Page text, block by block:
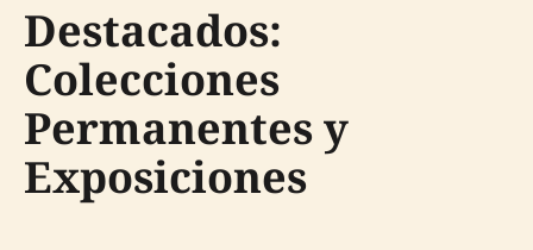
Destacados:
Colecciones
Permanentes y
Exposiciones